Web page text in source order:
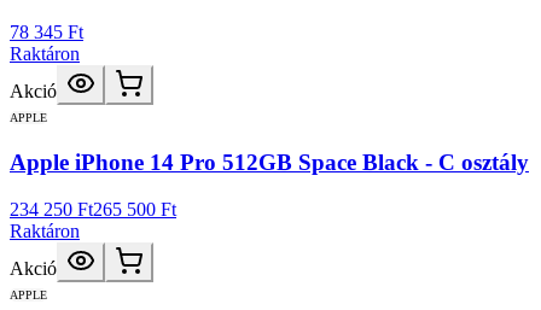
78 345 Ft
Raktáron
Akció
APPLE
Apple iPhone 14 Pro 512GB Space Black - C osztály
234 250 Ft265 500 Ft
Raktáron
Akció
APPLE